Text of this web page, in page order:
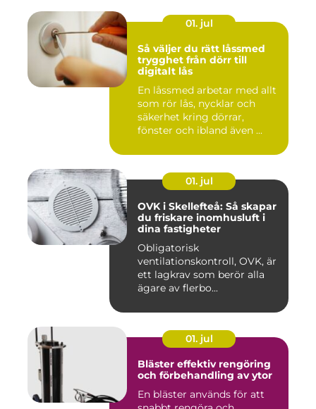
01. jul
Så väljer du rätt låssmed
trygghet från dörr till
digitalt lås
En låssmed arbetar med allt
som rör lås, nycklar och
säkerhet kring dörrar,
fönster och ibland även ...
01. jul
OVK i Skellefteå: Så skapar
du friskare inomhusluft i
dina fastigheter
Obligatorisk
ventilationskontroll, OVK, är
ett lagkrav som berör alla
ägare av flerbo...
01. jul
Bläster effektiv rengöring
och förbehandling av ytor
En bläster används för att